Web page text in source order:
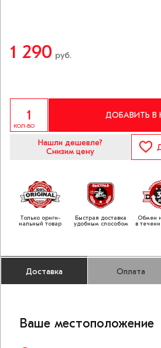
1 290 руб.
КОЛ-ВО
ДОБАВИТЬ В
Нашли дешевле?
Снизим цену
Только ориги­
нальный товар
Быстрая доставка
удобным способом
Обмен
в
Доставка Оплата
Ваше меcто­положение